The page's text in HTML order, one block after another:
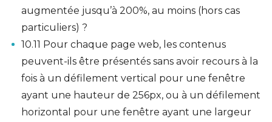
augmentée jusqu’à 200%, au moins (hors cas
particuliers) ?
10.11 Pour chaque page web, les contenus
peuvent-ils être présentés sans avoir recours à la
fois à un défilement vertical pour une fenêtre
ayant une hauteur de 256px, ou à un défilement
horizontal pour une fenêtre ayant une largeur